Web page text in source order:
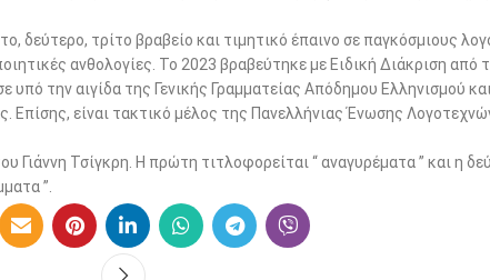
δεύτερο, τρίτο βραβείο και τιμητικό έπαινο σε παγκόσμιους
ανθολογίες. Το 2023 βραβεύτηκε με Ειδική Διάκριση από
υπό την αιγίδα της Γενικής Γραμματείας Απόδημου Ελληνισμού
είναι τακτικό μέλος της Πανελλήνιας Ένωσης
Γιάννη Τσίγκρη. Η πρώτη τιτλοφορείται “ αναγυρέματα ” και η
”.